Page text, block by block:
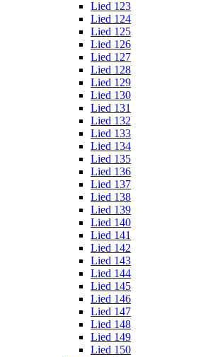
Lied 123
Lied 124
Lied 125
Lied 126
Lied 127
Lied 128
Lied 129
Lied 130
Lied 131
Lied 132
Lied 133
Lied 134
Lied 135
Lied 136
Lied 137
Lied 138
Lied 139
Lied 140
Lied 141
Lied 142
Lied 143
Lied 144
Lied 145
Lied 146
Lied 147
Lied 148
Lied 149
Lied 150